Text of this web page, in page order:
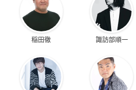
稲田徹 諏訪部順一